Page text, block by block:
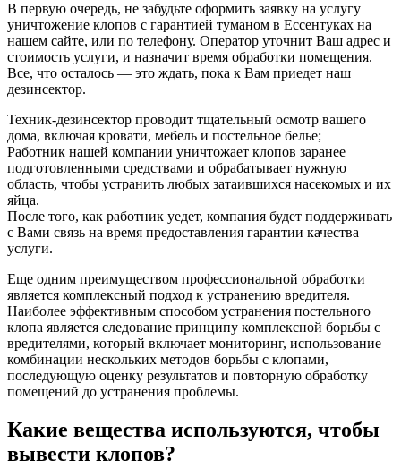
В первую очередь, не забудьте оформить заявку на услугу
уничтожение клопов с гарантией туманом в Ессентуках на
нашем сайте, или по телефону. Оператор уточнит Ваш адрес и
стоимость услуги, и назначит время обработки помещения.
Все, что осталось — это ждать, пока к Вам приедет наш
дезинсектор.
Техник-дезинсектор проводит тщательный осмотр вашего
дома, включая кровати, мебель и постельное белье;
Работник нашей компании уничтожает клопов заранее
подготовленными средствами и обрабатывает нужную
область, чтобы устранить любых затаившихся насекомых и их
яйца.
После того, как работник уедет, компания будет поддерживать
с Вами связь на время предоставления гарантии качества
услуги.
Еще одним преимуществом профессиональной обработки
является комплексный подход к устранению вредителя.
Наиболее эффективным способом устранения постельного
клопа является следование принципу комплексной борьбы с
вредителями, который включает мониторинг, использование
комбинации нескольких методов борьбы с клопами,
последующую оценку результатов и повторную обработку
помещений до устранения проблемы.
Какие вещества используются, чтобы
вывести клопов?